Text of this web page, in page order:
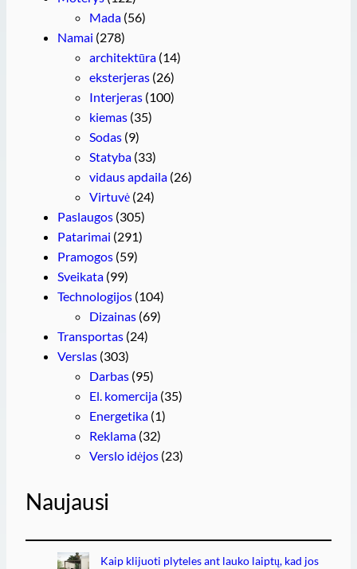
Mada (56)
Namai (278)
architektūra (14)
eksterjeras (26)
Interjeras (100)
kiemas (35)
Sodas (9)
Statyba (33)
vidaus apdaila (26)
Virtuvė (24)
Paslaugos (305)
Patarimai (291)
Pramogos (59)
Sveikata (99)
Technologijos (104)
Dizainas (69)
Transportas (24)
Verslas (303)
Darbas (95)
El. komercija (35)
Energetika (1)
Reklama (32)
Verslo idėjos (23)
Naujausi
Kaip klijuoti plyteles ant lauko laiptų, kad jos